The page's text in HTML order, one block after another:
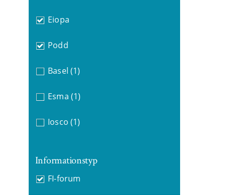
Eiopa
Podd
Basel (1)
Esma (1)
Iosco (1)
Informationstyp
FI-forum